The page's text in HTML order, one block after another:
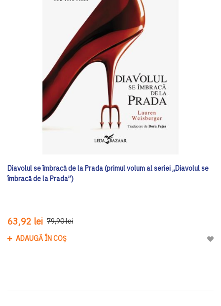
Diavolul se îmbracă de la Prada (primul volum al seriei „Diavolul se
îmbracă de la Prada”)
63,92 lei 79,90 lei
ADAUGĂ ÎN COȘ